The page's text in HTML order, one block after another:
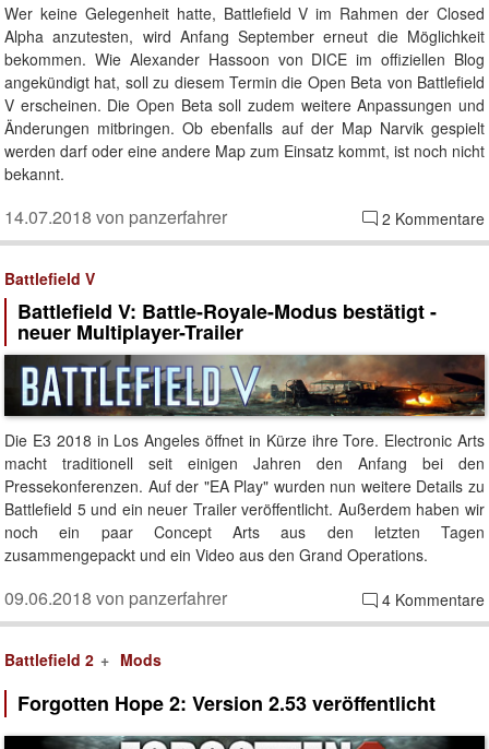
Wer keine Gelegenheit hatte, Battlefield V im Rahmen der Closed
Alpha anzutesten, wird Anfang September erneut die Möglichkeit
bekommen. Wie Alexander Hassoon von DICE im offiziellen Blog
angekündigt hat, soll zu diesem Termin die Open Beta von Battlefield
V erscheinen. Die Open Beta soll zudem weitere Anpassungen und
Änderungen mitbringen. Ob ebenfalls auf der Map Narvik gespielt
werden darf oder eine andere Map zum Einsatz kommt, ist noch nicht
bekannt.
2 Kommentare
14.07.2018 von panzerfahrer
Battlefield V
Battlefield V: Battle-Royale-Modus bestätigt -
neuer Multiplayer-Trailer
Die E3 2018 in Los Angeles öffnet in Kürze ihre Tore. Electronic Arts
macht traditionell seit einigen Jahren den Anfang bei den
Pressekonferenzen. Auf der "EA Play" wurden nun weitere Details zu
Battlefield 5 und ein neuer Trailer veröffentlicht. Außerdem haben wir
noch ein paar Concept Arts aus den letzten Tagen
zusammengepackt und ein Video aus den Grand Operations.
4 Kommentare
09.06.2018 von panzerfahrer
Battlefield 2 Mods
Forgotten Hope 2: Version 2.53 veröffentlicht